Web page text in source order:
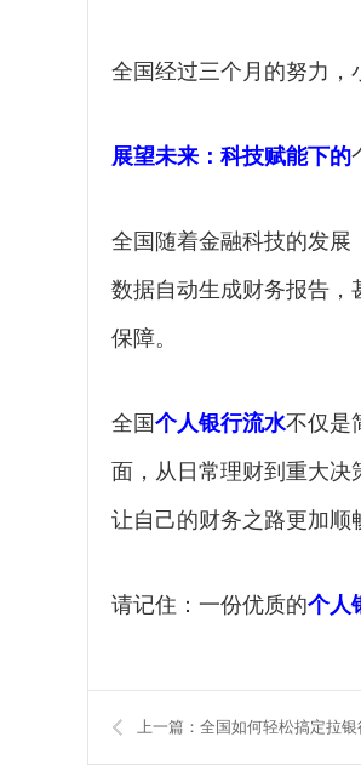
全国经过三个月的努力，
展望未来：科技赋能下的
全国随着金融科技的发展
数据自动生成财务报告，
保障。
全国个人银行流水不仅是
面，从日常理财到重大
让自己的财务之路更加顺
请记住：一份优质的个人
上一篇：全国如何轻松搞定拉银